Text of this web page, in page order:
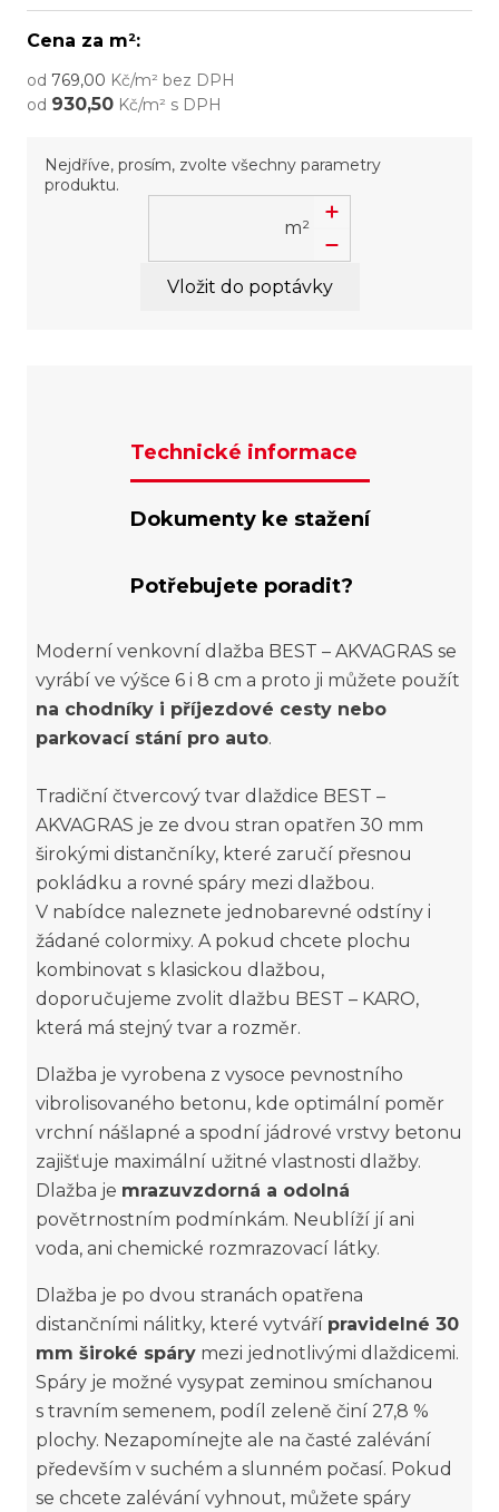
Cena za m²:
od 769,00 Kč/m² bez DPH
od 930,50 Kč/m² s DPH
Nejdříve, prosím, zvolte všechny parametry
produktu.
m²
Vložit do poptávky
Technické informace
Dokumenty ke stažení
Potřebujete poradit?
Moderní venkovní dlažba BEST – AKVAGRAS se
vyrábí ve výšce 6 i 8 cm a proto ji můžete použít
na chodníky i příjezdové cesty nebo
parkovací stání pro auto.
Tradiční čtvercový tvar dlaždice BEST –
AKVAGRAS je ze dvou stran opatřen 30 mm
širokými distančníky, které zaručí přesnou
pokládku a rovné spáry mezi dlažbou.
V nabídce naleznete jednobarevné odstíny i
žádané colormixy. A pokud chcete plochu
kombinovat s klasickou dlažbou,
doporučujeme zvolit dlažbu BEST – KARO,
která má stejný tvar a rozměr.
Dlažba je vyrobena z vysoce pevnostního
vibrolisovaného betonu, kde optimální poměr
vrchní nášlapné a spodní jádrové vrstvy betonu
zajišťuje maximální užitné vlastnosti dlažby.
Dlažba je mrazuvzdorná a odolná
povětrnostním podmínkám. Neublíží jí ani
voda, ani chemické rozmrazovací látky.
Dlažba je po dvou stranách opatřena
distančními nálitky, které vytváří pravidelné 30
mm široké spáry mezi jednotlivými dlaždicemi.
Spáry je možné vysypat zeminou smíchanou
s travním semenem, podíl zeleně činí 27,8 %
plochy. Nezapomínejte ale na časté zalévání
především v suchém a slunném počasí. Pokud
se chcete zalévání vyhnout, můžete spáry